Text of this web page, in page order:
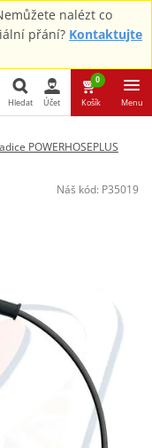
nalézt co
přání? Kontaktujte
Hledat
Hledat Účet
0
Košík Menu
POWERHOSEPLUS
Náš kód: P35019